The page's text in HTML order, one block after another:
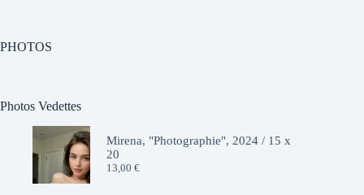
PHOTOS
Photos Vedettes
Mirena, "Photographie", 2024 / 15 x
20
13,00 €